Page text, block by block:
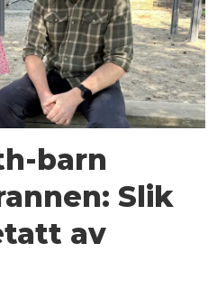
barn
Slik
av